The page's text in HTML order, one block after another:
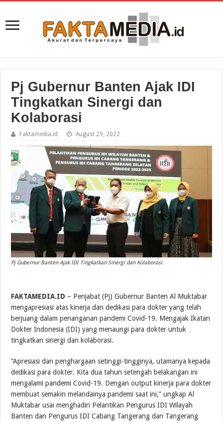
Pj Gubernur Banten Ajak IDI
Tingkatkan Sinergi dan
Kolaborasi
Faktamedia.id August 29, 2022
Pj Gubernur Banten Ajak IDI Tingkatkan Sinergi dan Kolaborasi.
FAKTAMEDIA.ID – Penjabat (Pj) Gubernur Banten Al Muktabar
mengapresiasi atas kinerja dan dedikasi para dokter yang telah
berjuang dalam penanganan pandemi Covid-19. Mengajak Ikatan
Dokter Indonesia (IDI) yang menaungi para dokter untuk
tingkatkan sinergi dan kolaborasi.
“Apresiasi dan penghargaan setinggi-tingginya, utamanya kepada
dedikasi para dokter. Kita dua tahun setengah belakangan ini
mengalami pandemi Covid-19. Dengan output kinerja para dokter
membuat semakin melandainya pandemi saat ini,” ungkap Al
Muktabar usai menghadiri Pelantikan Pengurus IDI Wilayah
Banten dan Pengurus IDI Cabang Tangerang dan Tangerang